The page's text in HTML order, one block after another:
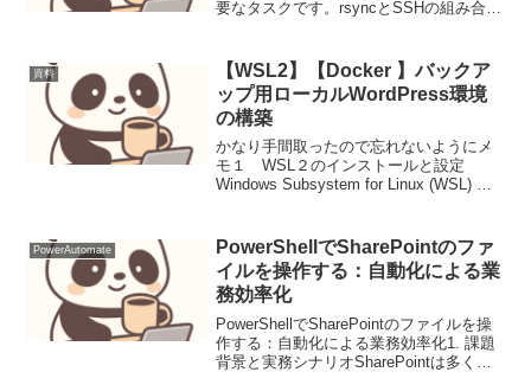
要なタスクです。rsyncとSSHの組み合わ
することで、セキュリティを損なうこと
なく、より柔軟...
資料
【WSL2】【Docker 】バックア
ップ用ローカルWordPress環境
の構築
かなり手間取ったので忘れないようにメ
モ１ WSL２のインストールと設定
Windows Subsystem for Linux (WSL) を
す...
PowerAutomate
PowerShellでSharePointのファ
イルを操作する：自動化による業
務効率化
PowerShellでSharePointのファイルを操
作する：自動化による業務効率化1. 課題
背景と実務シナリオSharePointは多くの